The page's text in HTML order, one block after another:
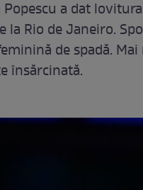
a dat
la Rio de Janeiro.
de spadă.
însărcinată.